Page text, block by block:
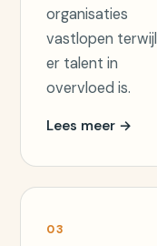
organisaties
vastlopen terwijl
er talent in
overvloed is.
Lees meer →
03